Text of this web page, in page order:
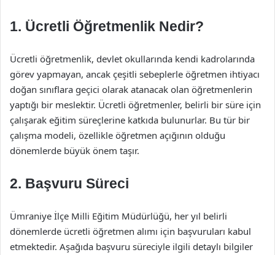
1. Ücretli Öğretmenlik Nedir?
Ücretli öğretmenlik, devlet okullarında kendi kadrolarında
görev yapmayan, ancak çeşitli sebeplerle öğretmen ihtiyacı
doğan sınıflara geçici olarak atanacak olan öğretmenlerin
yaptığı bir meslektir. Ücretli öğretmenler, belirli bir süre için
çalışarak eğitim süreçlerine katkıda bulunurlar. Bu tür bir
çalışma modeli, özellikle öğretmen açığının olduğu
dönemlerde büyük önem taşır.
2. Başvuru Süreci
Ümraniye İlçe Milli Eğitim Müdürlüğü, her yıl belirli
dönemlerde ücretli öğretmen alımı için başvuruları kabul
etmektedir. Aşağıda başvuru süreciyle ilgili detaylı bilgiler